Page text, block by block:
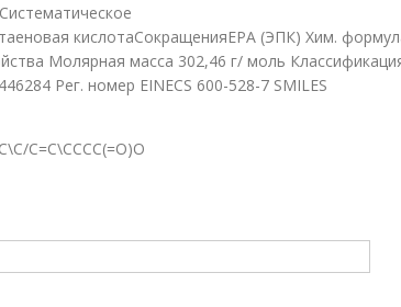
кислотаСокращенияEPA (ЭПК) Хим.
Молярная масса 302,46 г/ моль
Рег. номер EINECS 600-528-7 SMILES
C=C\CCCC(=O)O